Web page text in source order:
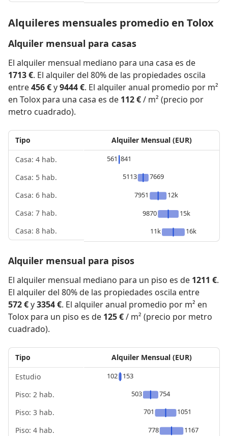
Alquileres mensuales promedio en Tolox
Alquiler mensual para casas
El alquiler mensual mediano para una casa es de
1713 €. El alquiler del 80% de las propiedades oscila
entre456 €y9444 €. El alquiler anual promedio por m²
en Tolox para una casa es de 112 €/ m² (precio por
metro cuadrado).
Tipo
Casa: 4 hab.
Casa: 5 hab.
Casa: 6 hab.
Casa: 7 hab.
Casa: 8 hab.
Alquiler Mensual (EUR)
561 841
5113
7669
7951
12k
9870
15k
11k
16k
Alquiler mensual para pisos
El alquiler mensual mediano para un piso es de 1211 €.
El alquiler del 80% de las propiedades oscila entre
572 €y3354 €. El alquiler anual promedio por m² en
Tolox para un piso es de 125 €/ m² (precio por metro
cuadrado).
Tipo
Estudio
Piso: 2 hab.
Piso: 3 hab.
Piso: 4 hab.
Alquiler Mensual (EUR)
102
153
503
754
701
1051
778
1167